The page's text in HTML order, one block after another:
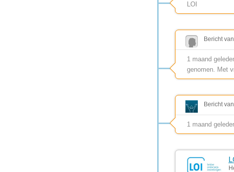
LOI
Bericht van
1 maand
genomen. Met
Bericht
1 maand